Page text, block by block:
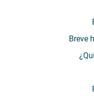
Breve